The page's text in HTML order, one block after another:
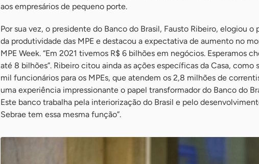
aos empresários de pequeno porte.
Por sua vez, o presidente do Banco do Brasil, Fausto Ribeiro, elogiou
da produtividade das MPE e destacou a expectativa de aumento no
MPE Week. “Em 2021 tivemos R$ 6 bilhões em negócios. Esperamos
até 8 bilhões”. Ribeiro citou ainda as ações específicas da Casa, como
mil funcionários para os MPEs, que atendem os 2,8 milhões de
uma experiência impressionante o papel transformador do Banco do
Este banco trabalha pela interiorização do Brasil e pelo
Sebrae tem essa mesma função”.